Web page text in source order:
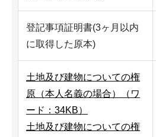
登記事項証明書(3ヶ月以内
に取得した原本)
土地及び建物についての権
原（本人名義の場合）（ワ
ード：34KB）
土地及び建物についての権